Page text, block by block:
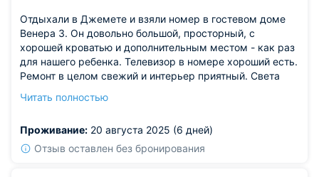
Отдыхали в Джемете и взяли номер в гостевом доме
Венера 3. Он довольно большой, просторный, с
хорошей кроватью и дополнительным местом - как раз
для нашего ребенка. Телевизор в номере хороший есть.
Ремонт в целом свежий и интерьер приятный. Света
Море находится в 5-ти минутах ходьбы. Рядом
отлично.
Читать полностью
Проживание: 20 августа 2025 (6 дней)
Отзыв оставлен без бронирования